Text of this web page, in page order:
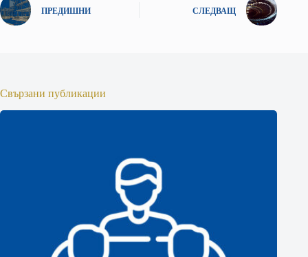
ПРЕДИШНИ СЛЕДВАЩ
Свързани публикации